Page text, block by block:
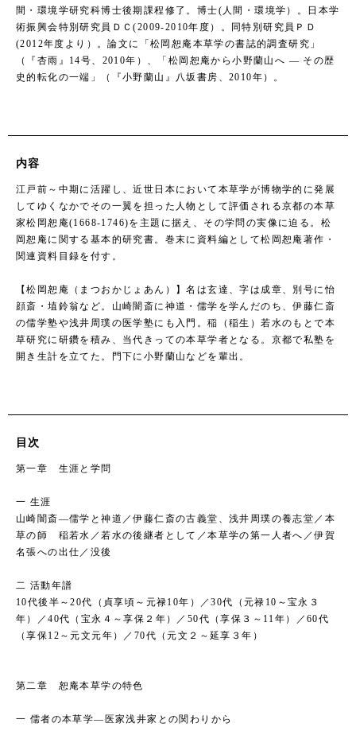
間・環境学研究科博士後期課程修了。博士(人間・環境学）。日本学
術振興会特別研究員ＤＣ(2009-2010年度）。同特別研究員ＰＤ
(2012年度より）。論文に「松岡恕庵本草学の書誌的調査研究」
（『杏雨』14号、2010年）、「松岡恕庵から小野蘭山へ ― その歴
史的転化の一端」（『小野蘭山』八坂書房、2010年）。
内容
江戸前～中期に活躍し、近世日本において本草学が博物学的に発展
してゆくなかでその一翼を担った人物として評価される京都の本草
家松岡恕庵(1668-1746)を主題に据え、その学問の実像に迫る。松
岡恕庵に関する基本的研究書。巻末に資料編として松岡恕庵著作・
関連資料目録を付す。
【松岡恕庵（まつおかじょあん）】名は玄達、字は成章、別号に怡
顔斎・埴鈴翁など。山崎闇斎に神道・儒学を学んだのち、伊藤仁斎
の儒学塾や浅井周璞の医学塾にも入門。稲（稲生）若水のもとで本
草研究に研鑽を積み、当代きっての本草学者となる。京都で私塾を
開き生計を立てた。門下に小野蘭山などを輩出。
目次
第一章 生涯と学問
一 生涯
山崎闇斎―儒学と神道／伊藤仁斎の古義堂、浅井周璞の養志堂／本
草の師 稲若水／若水の後継者として／本草学の第一人者へ／伊賀
名張への出仕／没後
二 活動年譜
10代後半～20代（貞享頃～元禄10年）／30代（元禄10～宝永３
年）／40代（宝永４～享保２年）／50代（享保３～11年）／60代
（享保12～元文元年）／70代（元文２～延享３年）
第二章 恕庵本草学の特色
一 儒者の本草学―医家浅井家との関わりから